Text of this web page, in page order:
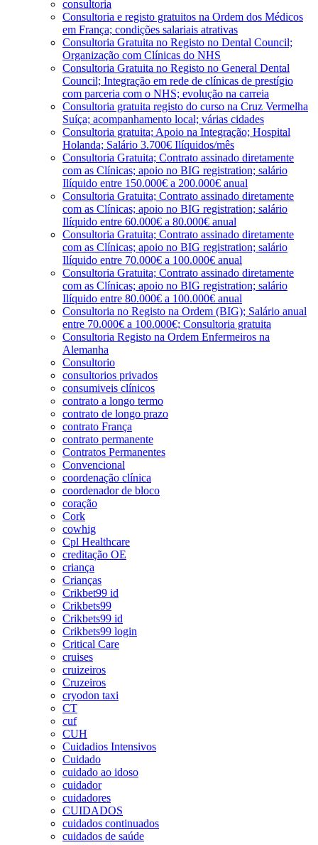
consultoria
Consultoria e registo gratuitos na Ordem dos Médicos
em França; condições salariais atrativas
Consultoria Gratuita no Registo no Dental Council;
Organização com Clínicas do NHS
Consultoria Gratuita no Registo no General Dental
Council; Integração em rede de clínicas de prestígio
com parceria com o NHS; evolução na carreia
Consultoria gratuita registo do curso na Cruz Vermelha
Suíça; acompanhamento local; várias cidades
Consultoria gratuita; Apoio na Integração; Hospital
Holanda; Salário 3.700€ Ilíquidos/mês
Consultoria Gratuita; Contrato assinado diretamente
com as Clínicas; apoio no BIG registration; salário
Ilíquido entre 150.000€ a 200.000€ anual
Consultoria Gratuita; Contrato assinado diretamente
com as Clínicas; apoio no BIG registration; salário
Ilíquido entre 60.000€ a 80.000€ anual
Consultoria Gratuita; Contrato assinado diretamente
com as Clínicas; apoio no BIG registration; salário
Ilíquido entre 70.000€ a 100.000€ anual
Consultoria Gratuita; Contrato assinado diretamente
com as Clínicas; apoio no BIG registration; salário
Ilíquido entre 80.000€ a 100.000€ anual
Consultoria no Registo na Ordem (BIG); Salário anual
entre 70.000€ a 100.000€; Consultoria gratuita
Consultoria Registo na Ordem Enfermeiros na
Alemanha
Consultorio
consultorios privados
consumiveis clínicos
contrato a longo termo
contrato de longo prazo
contrato França
contrato permanente
Contratos Permanentes
Convencional
coordenação clínica
coordenador de bloco
coração
Cork
cowhig
Cpl Healthcare
creditação OE
criança
Crianças
Crikbet99 id
Crikbets99
Crikbets99 id
Crikbets99 login
Critical Care
cruises
cruizeiros
Cruzeiros
cryodon taxi
CT
cuf
CUH
Cuidadios Intensivos
Cuidado
cuidado ao idoso
cuidador
cuidadores
CUIDADOS
cuidados continuados
cuidados de saúde